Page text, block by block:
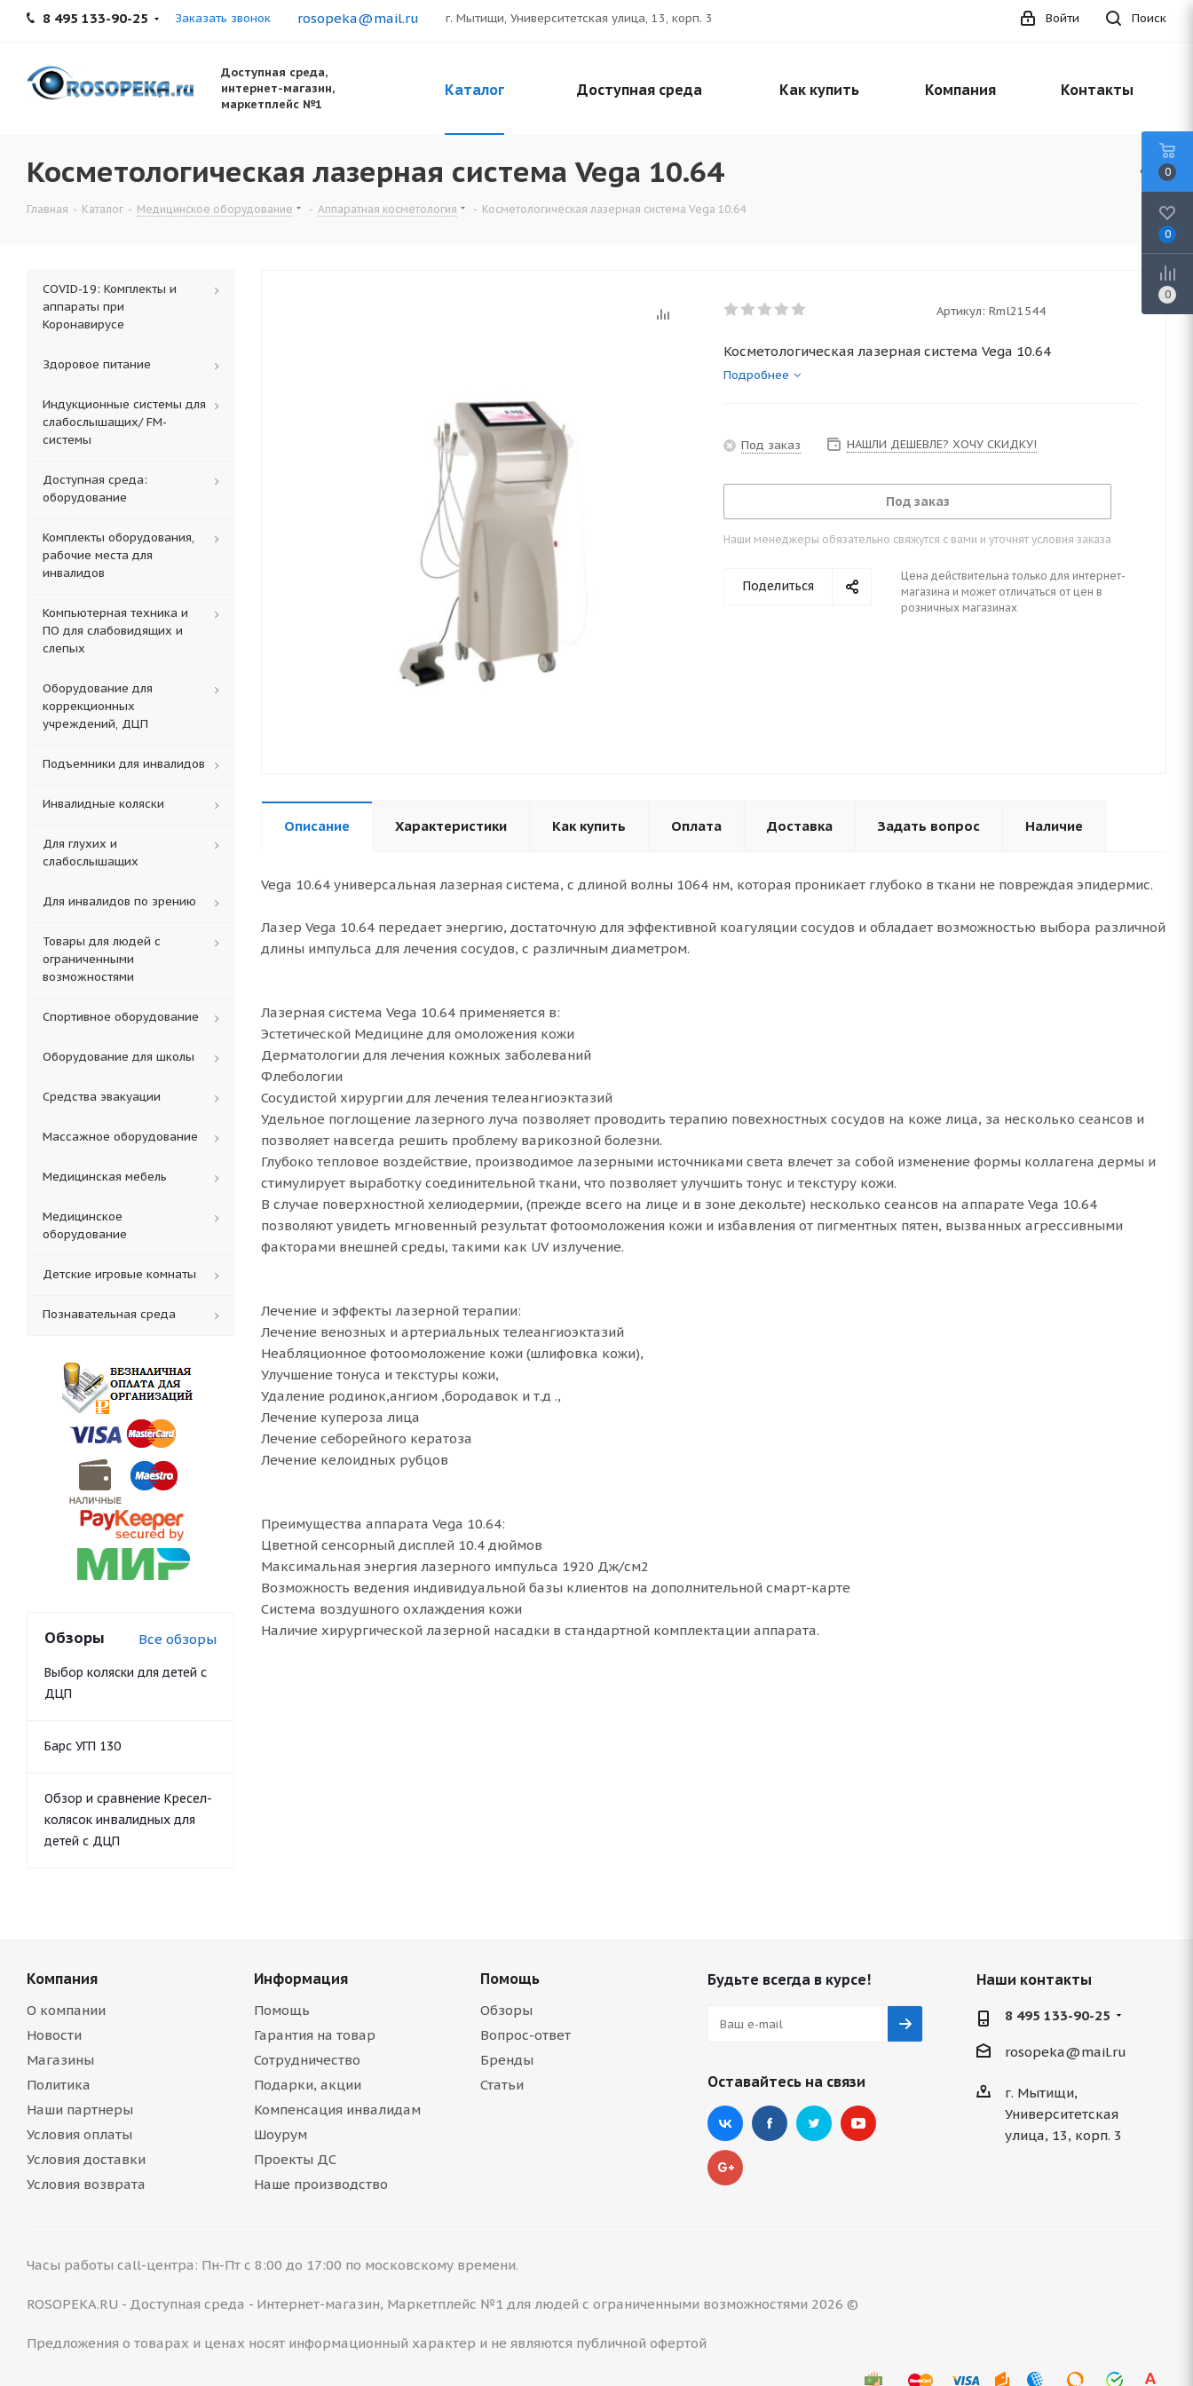
8 495 133-90-25 Заказать звонок rosopeka@mail.ru г. Мытищи, Университетская улица, 13, корп. 3 Поиск
Войти
Доступная среда,
интернет-магазин,
маркетплейс №1
Каталог Доступная среда Как купить Компания Контакты
Косметологическая лазерная система Vega 10.64
Главная - Каталог - Медицинское оборудование - Аппаратная косметология - Косметологическая лазерная система Vega 10.64
Артикул: Rml21544
Косметологическая лазерная система Vega 10.64
Подробнее
Под заказ НАШЛИ ДЕШЕВЛЕ? ХОЧУ СКИДКУ!
Под заказ
Наши менеджеры обязательно свяжутся с вами и уточнят условия заказа
Поделиться
Цена действительна только для интернет-
магазина и может отличаться от цен в
розничных магазинах
Описание Характеристики Как купить Оплата Доставка Задать вопрос Наличие
Vega 10.64 универсальная лазерная система, с длиной волны 1064 нм, которая проникает глубоко в ткани не повреждая эпидермис.
Лазер Vega 10.64 передает энергию, достаточную для эффективной коагуляции сосудов и обладает возможностью выбора различной
длины импульса для лечения сосудов, с различным диаметром.
Лазерная система Vega 10.64 применяется в:
Эстетической Медицине для омоложения кожи
Дерматологии для лечения кожных заболеваний
Флебологии
Сосудистой хирургии для лечения телеангиоэктазий
Удельное поглощение лазерного луча позволяет проводить терапию повехностных сосудов на коже лица, за несколько сеансов и
позволяет навсегда решить проблему варикозной болезни.
Глубоко тепловое воздействие, производимое лазерными источниками света влечет за собой изменение формы коллагена дермы и
стимулирует выработку соединительной ткани, что позволяет улучшить тонус и текстуру кожи.
В случае поверхностной хелиодермии, (прежде всего на лице и в зоне декольте) несколько сеансов на аппарате Vega 10.64
позволяют увидеть мгновенный результат фотоомоложения кожи и избавления от пигментных пятен, вызванных агрессивными
факторами внешней среды, такими как UV излучение.
Лечение и эффекты лазерной терапии:
Лечение венозных и артериальных телеангиоэктазий
Неабляционное фотоомоложение кожи (шлифовка кожи),
Улучшение тонуса и текстуры кожи,
Удаление родинок,ангиом ,бородавок и т.д .,
Лечение купероза лица
Лечение себорейного кератоза
Лечение келоидных рубцов
Преимущества аппарата Vega 10.64:
Цветной сенсорный дисплей 10.4 дюймов
Максимальная энергия лазерного импульса 1920 Дж/см2
Возможность ведения индивидуальной базы клиентов на дополнительной смарт-карте
Система воздушного охлаждения кожи
Наличие хирургической лазерной насадки в стандартной комплектации аппарата.
COVID-19: Комплекты и
аппараты при
Коронавирусе
Здоровое питание
Индукционные системы для
слабослышащих/ FM-
системы
Доступная среда:
оборудование
Комплекты оборудования,
рабочие места для
инвалидов
Компьютерная техника и
ПО для слабовидящих и
слепых
Оборудование для
коррекционных
учреждений, ДЦП
Подъемники для инвалидов
Инвалидные коляски
Для глухих и
слабослышащих
Для инвалидов по зрению
Товары для людей с
ограниченными
возможностями
Спортивное оборудование
Оборудование для школы
Средства эвакуации
Массажное оборудование
Медицинская мебель
Медицинское
оборудование
Детские игровые комнаты
Познавательная среда
Обзоры Все обзоры
Выбор коляски для детей с
ДЦП
Барс УГП 130
Обзор и сравнение Кресел-
колясок инвалидных для
детей с ДЦП
Компания
О компании
Новости
Магазины
Политика
Наши партнеры
Условия оплаты
Условия доставки
Условия возврата
Информация
Помощь
Гарантия на товар
Сотрудничество
Подарки, акции
Компенсация инвалидам
Шоурум
Проекты ДС
Наше производство
Помощь
Обзоры
Вопрос-ответ
Бренды
Статьи
Будьте всегда в курсе!
Оставайтесь на связи
Наши контакты
8 495 133-90-25
rosopeka@mail.ru
г. Мытищи,
Университетская
улица, 13, корп. 3
Часы работы call-центра: Пн-Пт с 8:00 до 17:00 по московскому времени.
ROSOPEKA.RU - Доступная среда - Интернет-магазин, Маркетплейс №1 для людей с ограниченными возможностями 2026 ©
Предложения о товарах и ценах носят информационный характер и не являются публичной офертой
0
0
0